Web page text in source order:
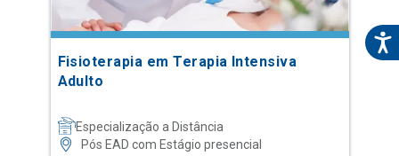
Fisioterapia em Terapia Intensiva
Adulto
Especialização a Distância
Pós EAD com Estágio presencial